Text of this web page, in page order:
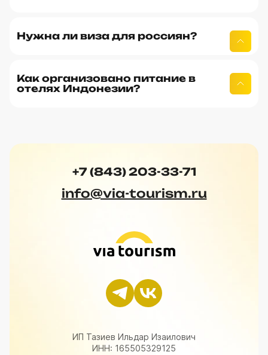
Нужна ли виза для россиян?
Как организовано питание в
отелях Индонезии?
+7 (843) 203-33-71
info@via-tourism.ru
ИП Тазиев Ильдар Изаилович
ИНН: 165505329125